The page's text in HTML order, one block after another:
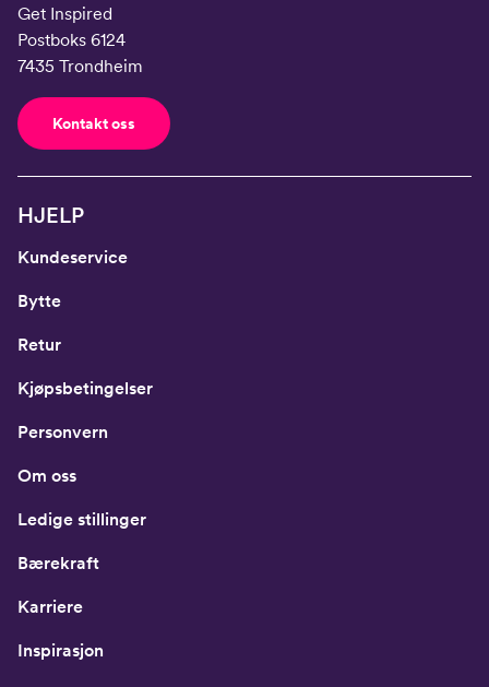
Get Inspired
Postboks 6124
7435 Trondheim
Kontakt oss
HJELP
Kundeservice
Bytte
Retur
Kjøpsbetingelser
Personvern
Om oss
Ledige stillinger
Bærekraft
Karriere
Inspirasjon